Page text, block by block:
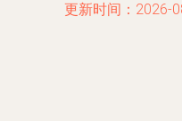
更新时间：2026-